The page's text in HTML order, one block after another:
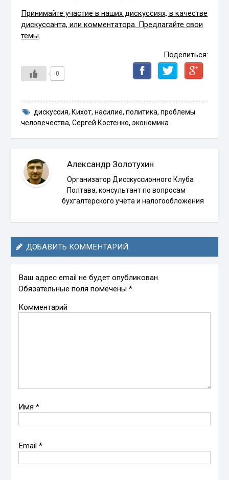
Принимайте участие в наших дискуссиях, в качестве
дискуссанта, или комментатора. Предлагайте свои
темы.
Поделиться:
0
дискуссия, Кихот, насилие, политика, проблемы
человечества,Сергей Костенко,экономика
Александр Золотухин
Организатор Дисскуссионного Клуба
Полтава, консультант по вопросам
бухгалтерского учёта и налогообложения
ДОБАВИТЬ КОММЕНТАРИЙ
Ваш адрес email не будет опубликован.
Обязательные поля помечены*
Комментарий
Имя*
Email*